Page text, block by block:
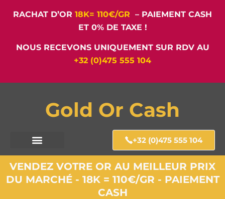
RACHAT D’OR 18K= 110€/GR – PAIEMENT CASH
ET 0% DE TAXE !
NOUS RECEVONS UNIQUEMENT SUR RDV AU
+32 (0)475 555 104
Gold Or Cash
+32 (0)475 555 104
VENDEZ VOTRE OR AU MEILLEUR PRIX
DU MARCHÉ - 18K = 110€/GR - PAIEMENT
CASH